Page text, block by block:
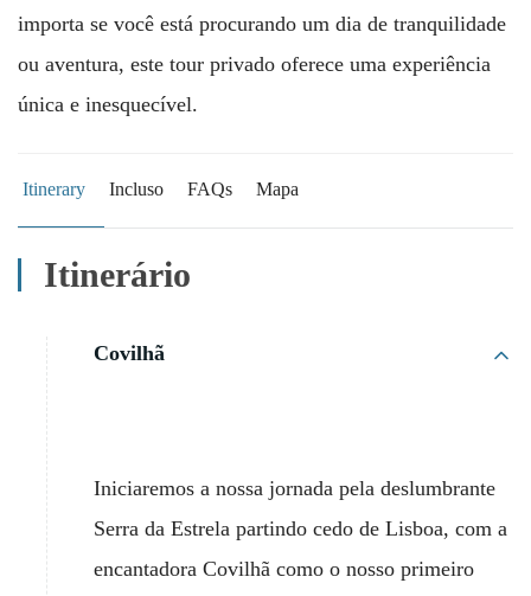
importa se você está procurando um dia de tranquilidade
ou aventura, este tour privado oferece uma experiência
única e inesquecível.
Itinerary Incluso FAQs Mapa
Itinerário
Covilhã
Iniciaremos a nossa jornada pela deslumbrante
Serra da Estrela partindo cedo de Lisboa, com a
encantadora Covilhã como o nosso primeiro